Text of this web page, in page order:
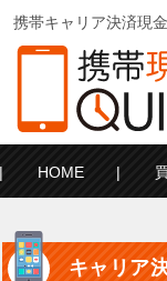
携帯キャリア決済現
HOME
キャリア